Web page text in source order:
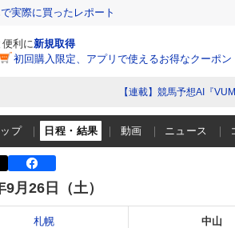
実際に買ったレポート
便利に新規取得
初回購入限定、アプリで使えるお得なクーポン
【連載】競馬予想AI『
プ 日程・結果 動画 ニュース
9月26日（土）
札幌 中山